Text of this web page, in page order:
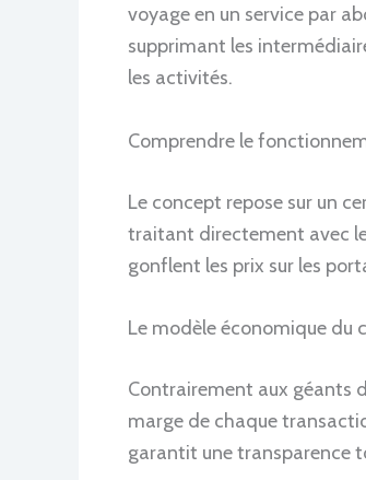
voyage en un service par
supprimant les
les activités.
Comprendre le
Le concept repose sur un
traitant directement avec
gonflent les prix sur les
Le modèle économique du
Contrairement aux géants
marge de chaque
garantit une transparence